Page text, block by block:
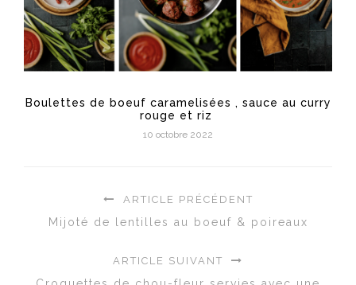
Boulettes de boeuf caramelisées , sauce au curry
rouge et riz
10 octobre 2022
ARTICLE PRÉCÉDENT
Mijoté de lentilles au boeuf & poireaux
ARTICLE SUIVANT